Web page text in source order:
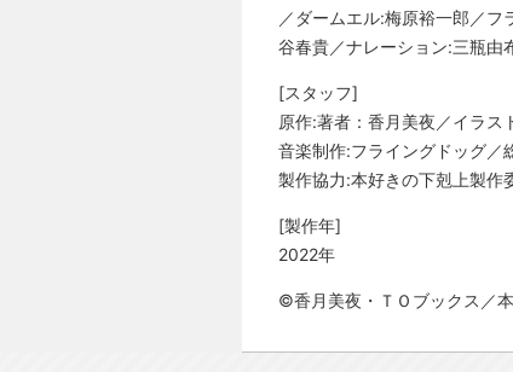
／ダームエル:梅原裕一郎／
谷春貴／ナレーション:三瓶由
[スタッフ]
原作:著者：香月美夜／イラ
音楽制作:フライングドッグ／
製作協力:本好きの下剋上製作
[製作年]
2022年
©香月美夜・ＴＯブックス／